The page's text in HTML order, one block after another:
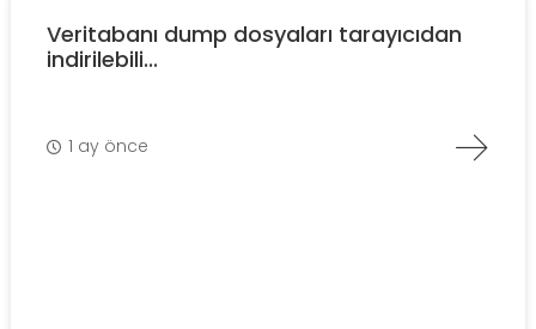
Veritabanı dump dosyaları tarayıcıdan
indirilebili...
1 ay önce